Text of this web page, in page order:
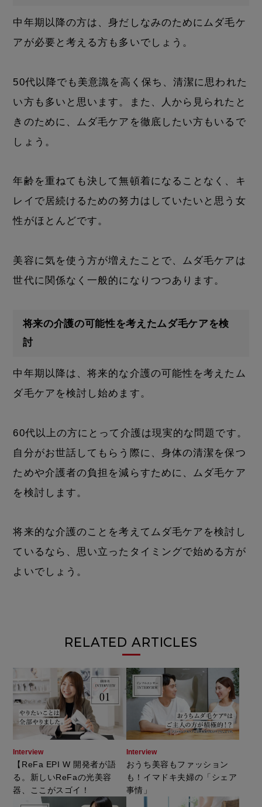
中年期以降の方は、身だしなみのためにムダ毛ケ
アが必要と考える方も多いでしょう。
50代以降でも美意識を高く保ち、清潔に思われた
い方も多いと思います。また、人から見られたと
きのために、ムダ毛ケアを徹底したい方もいるで
しょう。
年齢を重ねても決して無頓着になることなく、キ
レイで居続けるための努力はしていたいと思う女
性がほとんどです。
美容に気を使う方が増えたことで、ムダ毛ケアは
世代に関係なく一般的になりつつあります。
将来の介護の可能性を考えたムダ毛ケアを検
討
中年期以降は、将来的な介護の可能性を考えたム
ダ毛ケアを検討し始めます。
60代以上の方にとって介護は現実的な問題です。
自分がお世話してもらう際に、身体の清潔を保つ
ためや介護者の負担を減らすために、ムダ毛ケア
を検討します。
将来的な介護のことを考えてムダ毛ケアを検討し
ているなら、思い立ったタイミングで始める方が
よいでしょう。
RELATED ARTICLES
Interview
【ReFa EPI W 開発者が語
る。新しいReFaの光美容
器、ここがスゴイ！
Interview
おうち美容もファッション
も！イマドキ夫婦の「シェア
事情」